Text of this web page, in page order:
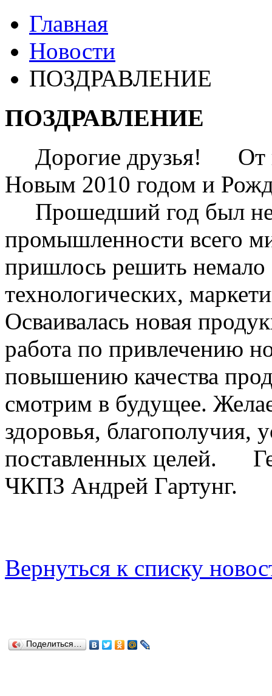
Главная
Новости
ПОЗДРАВЛЕНИЕ
ПОЗДРАВЛЕНИЕ
Дорогие друзья! От
Новым 2010 годом и
Прошедший год был
промышленности всего
пришлось решить немало
технологических,
Осваивалась новая
работа по привлечению
повышению качества
смотрим в будущее.
здоровья, благополучия,
поставленных целей.
ЧКПЗ Андрей Гартунг.
Вернуться к списку
Поделиться…